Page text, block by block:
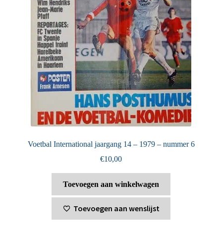
Voetbal International jaargang 14 – 1979 – nummer 6
€10,00
Toevoegen aan winkelwagen
Toevoegen aan wenslijst